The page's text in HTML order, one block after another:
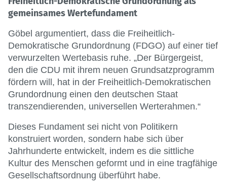
gemeinsames Wertefundament
Göbel argumentiert, dass die Freiheitlich-
Demokratische Grundordnung (FDGO) auf einer tief
verwurzelten Wertebasis ruhe. „Der Bürgergeist,
den die CDU mit ihrem neuen Grundsatzprogramm
fördern will, hat in der Freiheitlich-Demokratischen
Grundordnung einen den deutschen Staat
transzendierenden, universellen Werterahmen.“
Dieses Fundament sei nicht von Politikern
konstruiert worden, sondern habe sich über
Jahrhunderte entwickelt, indem es die sittliche
Kultur des Menschen geformt und in eine tragfähige
Gesellschaftsordnung überführt habe.